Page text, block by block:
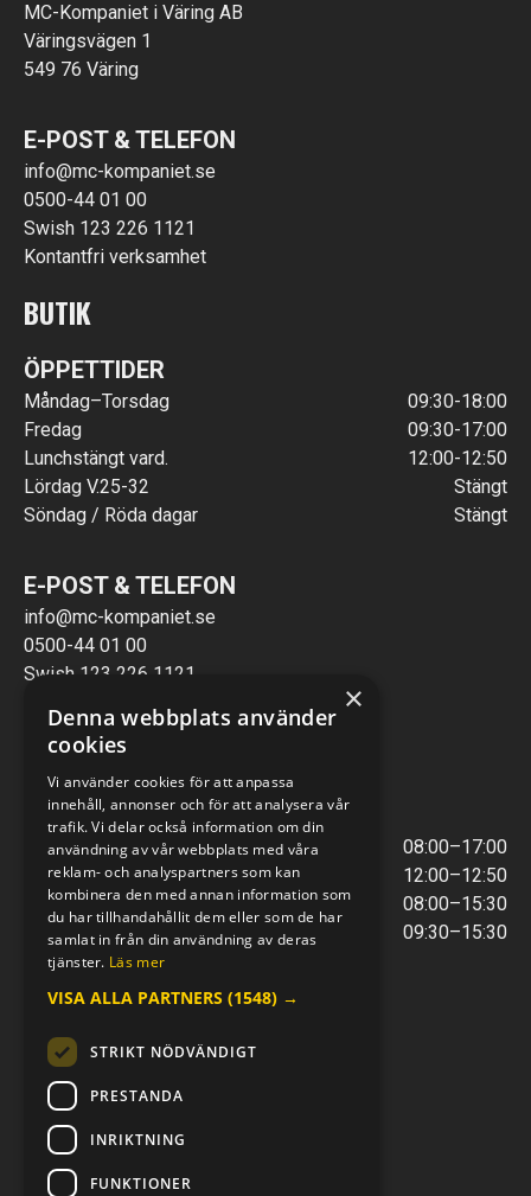
MC-Kompaniet i Väring AB
Väringsvägen 1
549 76 Väring
E-POST & TELEFON
info@mc-kompaniet.se
0500-44 01 00
Swish 123 226 1121
Kontantfri verksamhet
BUTIK
ÖPPETTIDER
Måndag–Torsdag
09:30-18:00
Fredag
09:30-17:00
Lunchstängt vard.
12:00-12:50
Lördag V.25-32
Stängt
Söndag / Röda dagar
Stängt
E-POST & TELEFON
info@mc-kompaniet.se
0500-44 01 00
Swish 123 226 1121
VERKSTAD
ÖPPETTIDER
Måndag - Torsdag
08:00–17:00
Lunchstängt
12:00–12:50
Fredagar
08:00–15:30
Telefontider
09:30–15:30
E-POST & TELEFON
verkstaden@mc-kompaniet.se
0500-44 01 00
Swish 123 226 1121
Kontantfri verksamhet
FÖLJ OSS
×
Denna webbplats använder
cookies
Vi använder cookies för att anpassa
innehåll, annonser och för att analysera vår
trafik. Vi delar också information om din
användning av vår webbplats med våra
reklam- och analyspartners som kan
kombinera den med annan information som
du har tillhandahållit dem eller som de har
samlat in från din användning av deras
tjänster. Läs mer
VISA ALLA PARTNERS (1548) →
STRIKT NÖDVÄNDIGT
PRESTANDA
INRIKTNING
FUNKTIONER